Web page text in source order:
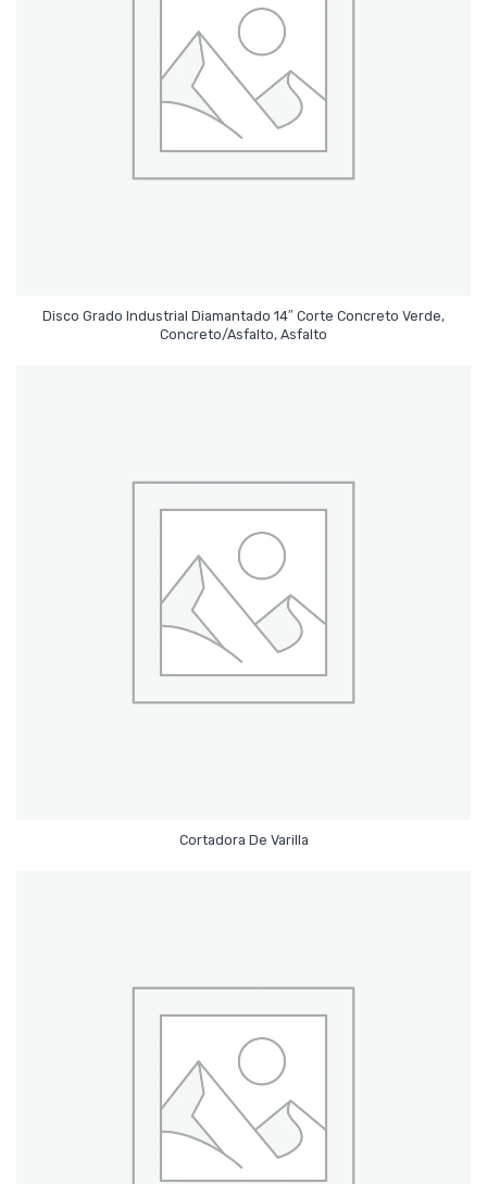
Disco Grado Industrial Diamantado 14″ Corte Concreto Verde,
Concreto/Asfalto, Asfalto
Leer Más
Cortadora De Varilla